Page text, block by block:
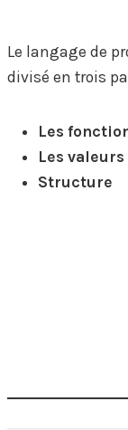
Le langage de
divisé en trois
Les
Les
Structure